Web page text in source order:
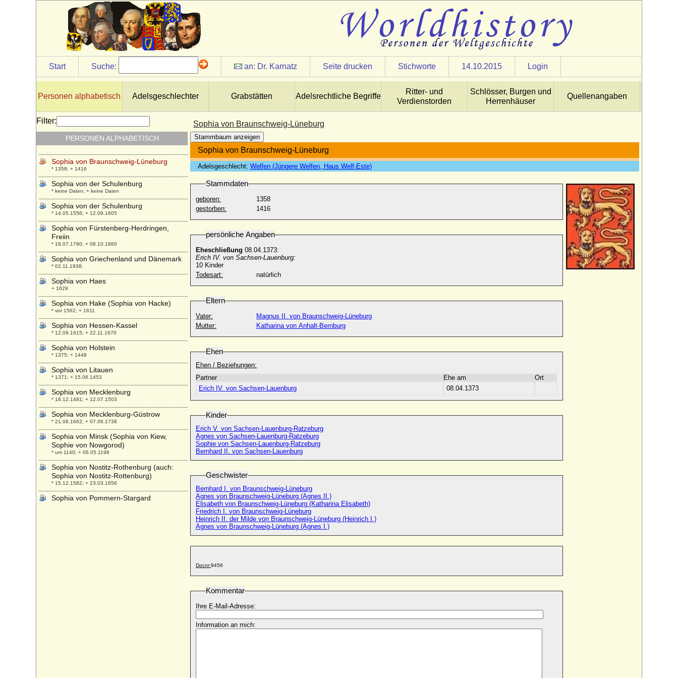
Start Suche: an: Dr. Karnatz Seite drucken Stichworte 14.10.2015 Login
Personen alphabetisch Adelsgeschlechter Grabstätten Adelsrechtliche Begriffe
Ritter- und
Verdienstorden
Schlösser, Burgen und
Herrenhäuser
Quellenangaben
Sophia von Braunschweig-Lüneburg
Stammbaum anzeigen
Sophia von Braunschweig-Lüneburg
Adelsgeschlecht: Welfen (Jüngere Welfen, Haus Welf-Este)
Stammdaten
geboren:
1358
gestorben:
1416
persönliche Angaben
Eheschließung 08.04.1373:
Erich IV. von Sachsen-Lauenburg:
10 Kinder
Todesart:
natürlich
Eltern
Vater:
Magnus II. von Braunschweig-Lüneburg
Mutter:
Katharina von Anhalt-Bernburg
Ehen
Ehen / Beziehungen:
Partner
Ehe am
Ort
Erich IV. von Sachsen-Lauenburg
08.04.1373
Kinder
Erich V. von Sachsen-Lauenburg-Ratzeburg
Agnes von Sachsen-Lauenburg-Ratzeburg
Sophie von Sachsen-Lauenburg-Ratzeburg
Bernhard II. von Sachsen-Lauenburg
Geschwister
Bernhard I. von Braunschweig-Lüneburg
Agnes von Braunschweig-Lüneburg (Agnes II.)
Elisabeth von Braunschweig-Lüneburg (Katharina Elisabeth)
Friedrich I. von Braunschweig-Lüneburg
Heinrich II. der Milde von Braunschweig-Lüneburg (Heinrich I.)
Agnes von Braunschweig-Lüneburg (Agnes I.)
Docnr:9456
Kommentar
Ihre E-Mail-Adresse:
Information an mich:
Filter:
PERSONEN ALPHABETISCH
Sophia N
+ nach 1181
Sophia Therese von Schönborn-
Buchheim, Reichsgräfin
* 15.08.1772; + 04.07.1810
Sophia Theresia zu Oettingen-Wallerstein
Isenschnibbe)
* 07.07.1560; + 17.09.1635
Sophia von Arnstein
* unbekannt; + unbekannt
Sophia von Brandenburg
* 06.06.1568; + 17.12.1622
Sophia von Braunschweig-Lüneburg
* 1358; + 1416
Sophia von der Schulenburg
* keine Daten; + keine Daten
Sophia von der Schulenburg
* 14.05.1556; + 12.09.1605
Sophia von Fürstenberg-Herdringen,
Freiin
* 18.07.1790; + 08.10.1860
Sophia von Griechenland und Dänemark
* 02.11.1938;
Sophia von Haes
+ 1629
Sophia von Hake (Sophia von Hacke)
* vor 1562; + 1611
Sophia von Hessen-Kassel
* 12.09.1615; + 22.11.1670
Sophia von Holstein
* 1375; + 1448
Sophia von Litauen
* 1371; + 15.06.1453
Sophia von Mecklenburg
* 18.12.1481; + 12.07.1503
Sophia von Mecklenburg-Güstrow
* 21.06.1662; + 07.06.1738
Sophia von Minsk (Sophia von Kiew,
Sophie von Nowgorod)
* um 1140; + 06.05.1198
Sophia von Nostitz-Rothenburg (auch:
Sophia von Nostitz-Rottenburg)
* 15.12.1582; + 23.03.1656
Sophia von Pommern-Stargard